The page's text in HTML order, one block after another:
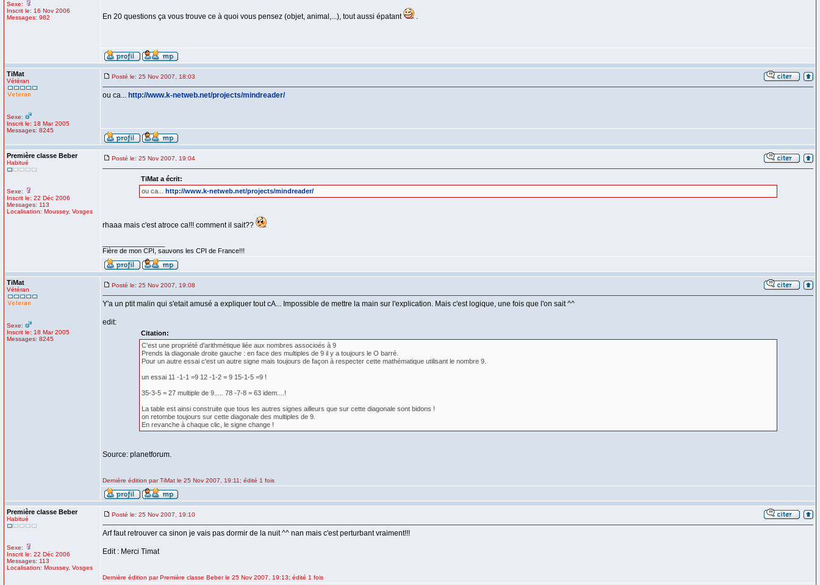
Sexe:
Inscrit le: 16 Nov 2006
Messages: 982
En 20 questions ça vous trouve ce à quoi vous pensez (objet, animal,...), tout aussi épatant .
TiMat
Vétéran
Sexe:
Inscrit le: 18 Mar 2005
Messages: 8245
Posté le: 25 Nov 2007, 18:03
ou ca... http://www.k-netweb.net/projects/mindreader/
Première classe Beber
Habitué
Sexe:
Inscrit le: 22 Déc 2006
Messages: 113
Localisation: Moussey, Vosges
Posté le: 25 Nov 2007, 19:04
TiMat a écrit:
ou ca... http://www.k-netweb.net/projects/mindreader/
rhaaa mais c'est atroce ca!!! comment il sait??
Fière de mon CPI, sauvons les CPI de France!!!
TiMat
Vétéran
Sexe:
Inscrit le: 18 Mar 2005
Messages: 8245
Posté le: 25 Nov 2007, 19:08
Y'a un ptit malin qui s'etait amusé a expliquer tout cA... Impossible de mettre la main sur l'explication. Mais c'est logique, une fois que l'on sait ^^
edit:
Citation:
C'est une propriété d'arithmétique liée aux nombres associoés à 9
Prends la diagonale droite gauche : en face des multiples de 9 il y a toujours le O barré.
Pour un autre essai c'est un autre signe mais toujours de façon à respecter cette mathématique utilisant le nombre 9.
un essai 11 -1-1 =9 12 -1-2 = 9 15-1-5 =9 !
35-3-5 = 27 multiple de 9..... 78 -7-8 = 63 idem....!
La table est ainsi construite que tous les autres signes ailleurs que sur cette diagonale sont bidons !
on retombe toujours sur cette diagonale des multiples de 9.
En revanche à chaque clic, le signe change !
Source: planetforum.
Dernière édition par TiMat le 25 Nov 2007, 19:11; édité 1 fois
Première classe Beber
Habitué
Sexe:
Inscrit le: 22 Déc 2006
Messages: 113
Localisation: Moussey, Vosges
Posté le: 25 Nov 2007, 19:10
Arf faut retrouver ca sinon je vais pas dormir de la nuit ^^ nan mais c'est perturbant vraiment!!!
Edit : Merci Timat
Dernière édition par Première classe Beber le 25 Nov 2007, 19:13; édité 1 fois